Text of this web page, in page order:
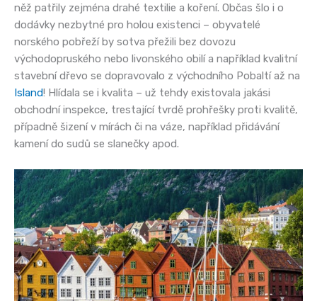
něž patřily zejména drahé textilie a koření. Občas šlo i o
dodávky nezbytné pro holou existenci – obyvatelé
norského pobřeží by sotva přežili bez dovozu
východopruského nebo livonského obilí a například kvalitní
stavební dřevo se dopravovalo z východního Pobaltí až na
Island! Hlídala se i kvalita – už tehdy existovala jakási
obchodní inspekce, trestající tvrdě prohřešky proti kvalitě,
případně šizení v mírách či na váze, například přidávání
kamení do sudů se slanečky apod.